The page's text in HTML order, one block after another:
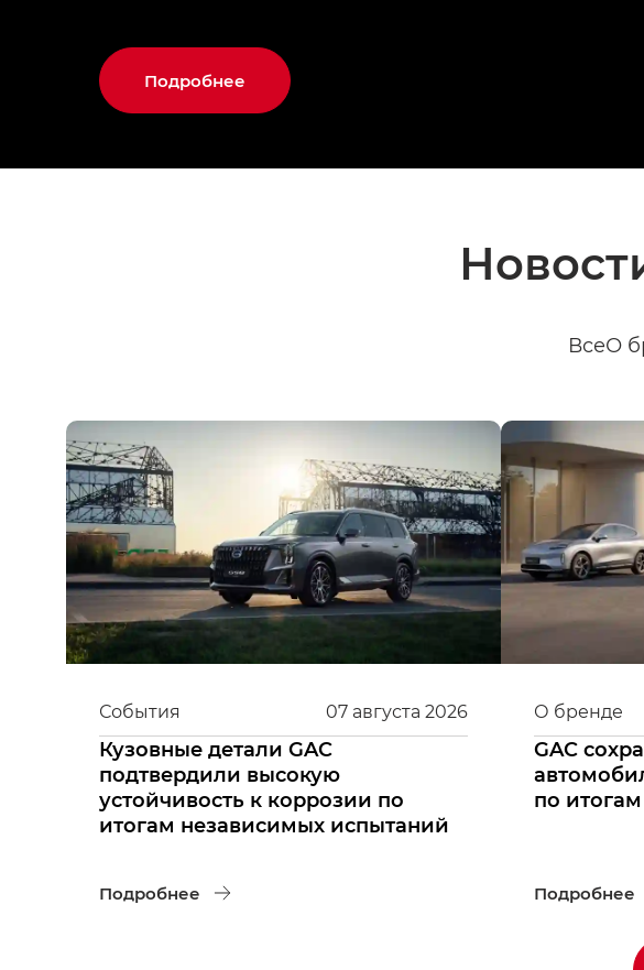
Подробнее
ВсеО
07 августа 2026
События
Кузовные детали GAC
подтвердили высокую
устойчивость к коррозии по
итогам независимых испытаний
Подробнее
О бренде
GAC
по
Подробнее